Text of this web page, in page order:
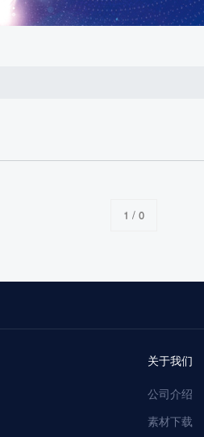
1 / 0
关于我们
公司介绍
素材下载